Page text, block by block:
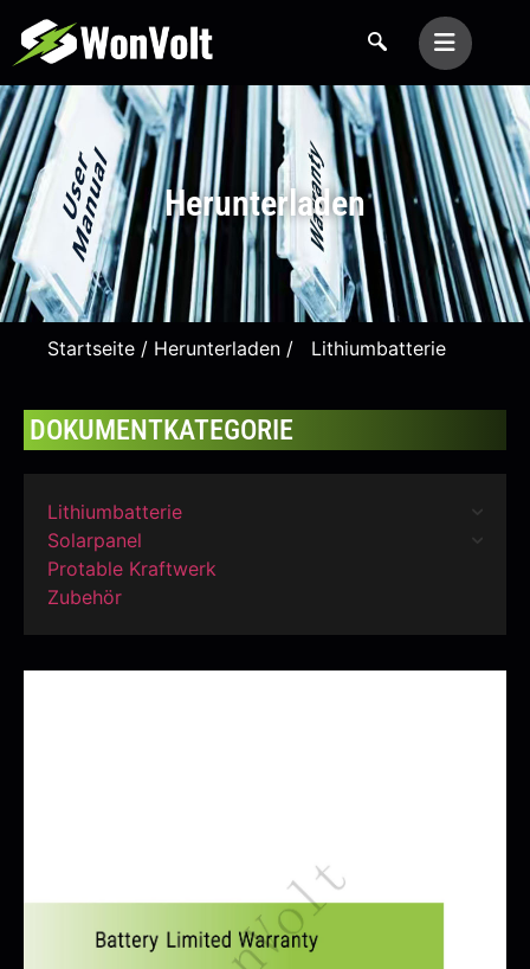
Herunterladen
Startseite / Herunterladen / Lithiumbatterie
DOKUMENTKATEGORIE
Lithiumbatterie
Solarpanel
Protable Kraftwerk
Zubehör